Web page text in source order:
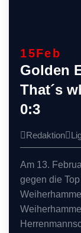
15Feb
Golden
That´s
0:3
Redaktion
Am 13.
gegen die